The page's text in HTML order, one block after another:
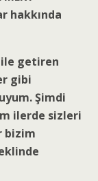
hakkında
getiren
gibi
Şimdi
ilerde sizleri
bizim